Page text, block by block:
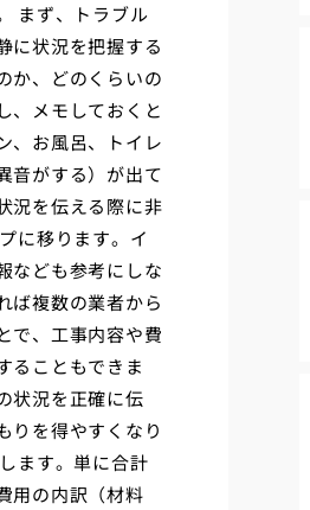
まず、トラブル
に状況を把握する
か、どのくらいの
、メモしておくと
、お風呂、トイレ
音がする）が出て
況を伝える際に非
に移ります。イ
なども参考にしな
ば複数の業者から
で、工事内容や費
ることもできま
状況を正確に伝
りを得やすくなり
ます。単に合計
用の内訳（材料